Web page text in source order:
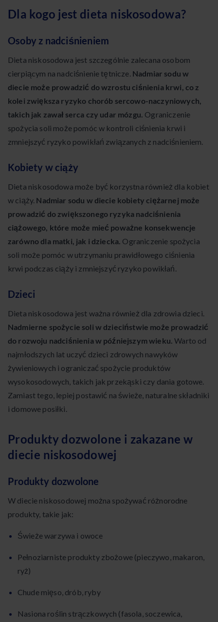
Dla kogo jest dieta niskosodowa?
Osoby z nadciśnieniem
Dieta niskosodowa jest szczególnie zalecana osobom
cierpiącym na nadciśnienie tętnicze. Nadmiar sodu w
diecie może prowadzić do wzrostu ciśnienia krwi, co z
kolei zwiększa ryzyko chorób sercowo-naczyniowych,
takich jak zawał serca czy udar mózgu. Ograniczenie
spożycia soli może pomóc w kontroli ciśnienia krwi i
zmniejszyć ryzyko powikłań związanych z nadciśnieniem.
Kobiety w ciąży
Dieta niskosodowa może być korzystna również dla kobiet
w ciąży. Nadmiar sodu w diecie kobiety ciężarnej może
prowadzić do zwiększonego ryzyka nadciśnienia
ciążowego, które może mieć poważne konsekwencje
zarówno dla matki, jak i dziecka. Ograniczenie spożycia
soli może pomóc w utrzymaniu prawidłowego ciśnienia
krwi podczas ciąży i zmniejszyć ryzyko powikłań.
Dzieci
Dieta niskosodowa jest ważna również dla zdrowia dzieci.
Nadmierne spożycie soli w dzieciństwie może prowadzić
do rozwoju nadciśnienia w późniejszym wieku.Warto od
najmłodszych lat uczyć dzieci zdrowych nawyków
żywieniowych i ograniczać spożycie produktów
wysokosodowych, takich jak przekąski czy dania gotowe.
Zamiast tego, lepiej postawić na świeże, naturalne składniki
i domowe posiłki.
Produkty dozwolone i zakazane w
diecie niskosodowej
Produkty dozwolone
W diecie niskosodowej można spożywać różnorodne
produkty, takie jak:
Świeże warzywa i owoce
Pełnoziarniste produkty zbożowe (pieczywo, makaron,
ryż)
Chude mięso, drób, ryby
Nasiona roślin strączkowych (fasola, soczewica,